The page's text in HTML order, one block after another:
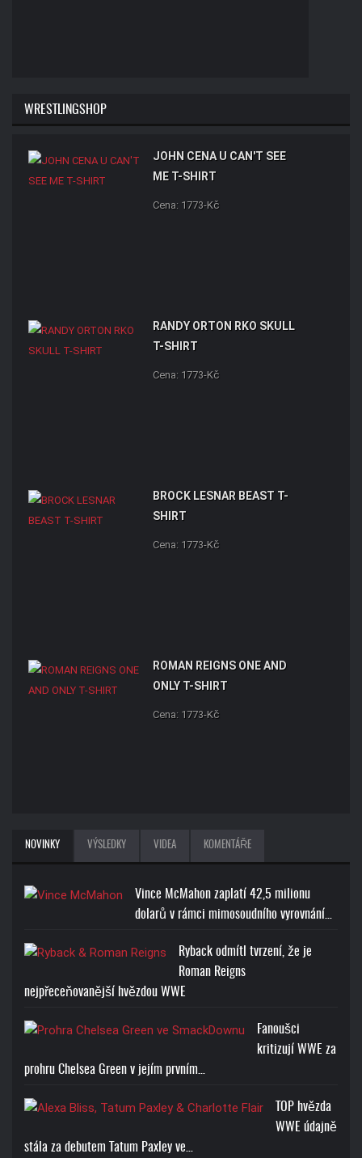
WRESTLINGSHOP
JOHN CENA U CAN'T SEE
ME T-SHIRT
Cena: 1773-Kč
RANDY ORTON RKO SKULL
T-SHIRT
Cena: 1773-Kč
BROCK LESNAR BEAST T-
SHIRT
Cena: 1773-Kč
ROMAN REIGNS ONE AND
ONLY T-SHIRT
Cena: 1773-Kč
NOVINKY VÝSLEDKY VIDEA KOMENTÁŘE
Vince McMahon zaplatí 42,5 milionu
dolarů v rámci mimosoudního vyrovnání…
Ryback odmítl tvrzení, že je
Roman Reigns
nejpřeceňovanější hvězdou WWE
Fanoušci
kritizují WWE za
prohru Chelsea Green v jejím prvním…
TOP hvězda
WWE údajně
stála za debutem Tatum Paxley ve…